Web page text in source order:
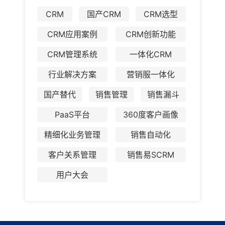
CRM 国产CRM
CRM选型
CRM应用案例
CRM创新功能
CRM管理系统
一体化CRM
行业解决方案
营销服一体化
国产替代
销售管理
销售漏斗
PaaS平台
360度客户画像
精细化业务管理
销售自动化
客户关系管理
销售易SCRM
用户大会